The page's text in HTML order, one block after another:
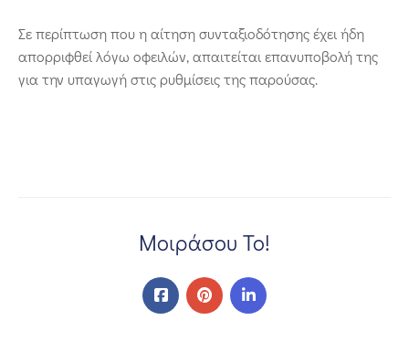
Σε περίπτωση που η αίτηση συνταξιοδότησης έχει ήδη
απορριφθεί λόγω οφειλών, απαιτείται επανυποβολή της
για την υπαγωγή στις ρυθμίσεις της παρούσας.
Μοιράσου Το!